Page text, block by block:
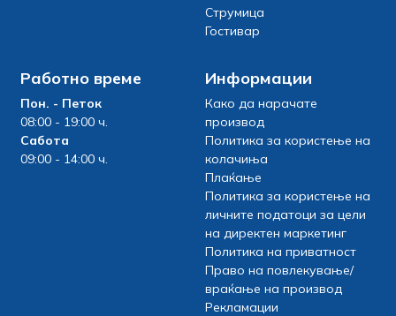
Струмица
Гостивар
Работно време
Пон. - Петок
08:00 - 19:00 ч.
Сабота
09:00 - 14:00 ч.
Информации
Како да нарачате
производ
Политика за користење на
колачиња
Плаќање
Политика за користење на
личните податоци за цели
на директен маркетинг
Политика на приватност
Право на повлекување/
враќање на производ
Рекламации